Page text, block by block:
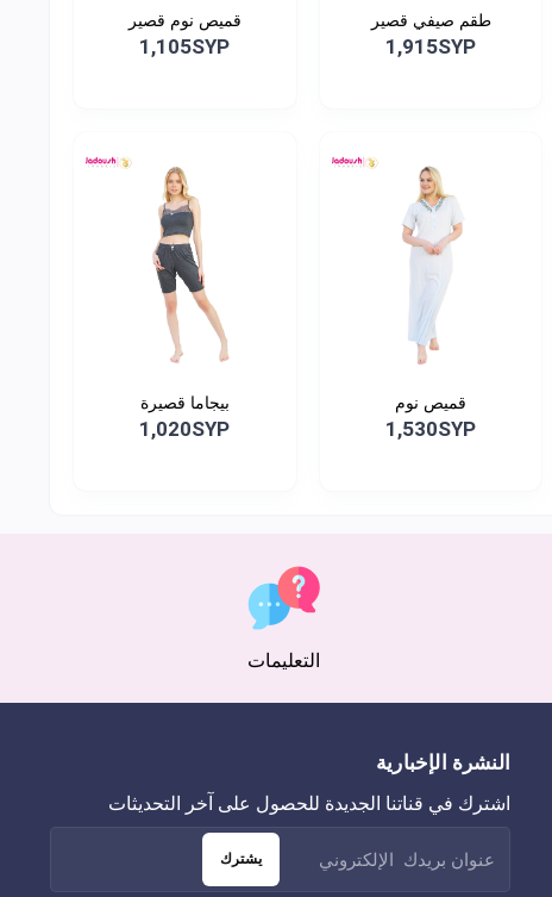
طقم صيفي قصير
1,915SYP
قميص نوم قصير
1,105SYP
قميص نوم
1,530SYP
بيجاما قصيرة
1,020SYP
التعليمات
النشرة الإخبارية
اشترك في قناتنا الجديدة للحصول على آخر التحديثات
يشترك